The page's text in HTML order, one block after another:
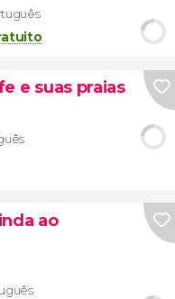
e suas praias
ao